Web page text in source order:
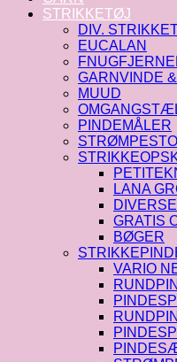
STRIKKETØJ
DIV.
EUCALAN
GARNVINDE
MUUD
PINDEMÅLER
LANA
GRATIS
BØGER
VARIO